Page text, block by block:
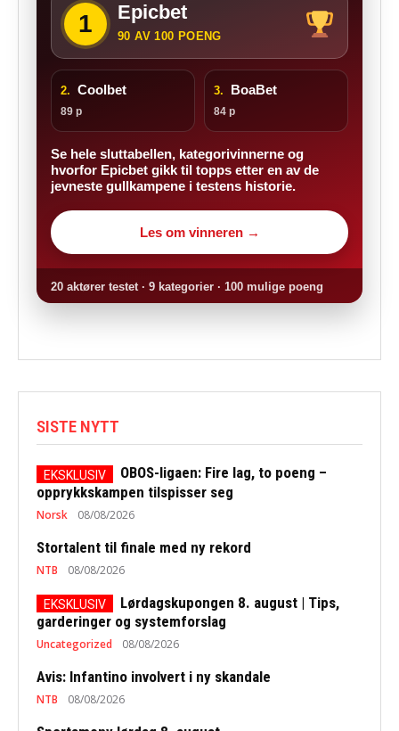
1 Epicbet
90 AV 100 POENG
2. Coolbet
89 p
3. BoaBet
84 p
Se hele sluttabellen, kategorivinnerne og
hvorfor Epicbet gikk til topps etter en av de
jevneste gullkampene i testens historie.
Les om vinneren →
20 aktører testet · 9 kategorier · 100 mulige poeng
SISTE NYTT
OBOS-ligaen: Fire lag, to poeng –
opprykkskampen tilspisser seg
Norsk 08/08/2026
Stortalent til finale med ny rekord
NTB 08/08/2026
Lørdagskupongen 8. august | Tips,
garderinger og systemforslag
Uncategorized 08/08/2026
Avis: Infantino involvert i ny skandale
NTB 08/08/2026